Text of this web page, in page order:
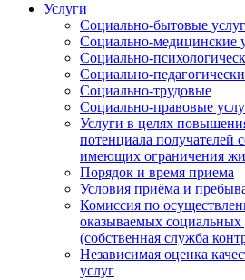
Услуги
Социально-бытовые
Социально-медицинские
Социально-
Социально-
Социально-трудовые
Социально-правовые
Услуги в целях
потенциала получателей
имеющих ограничения
Порядок и время приема
Условия приёма и
Комиссия по
оказываемых социальных
(собственная служба
Независимая оценка
услуг